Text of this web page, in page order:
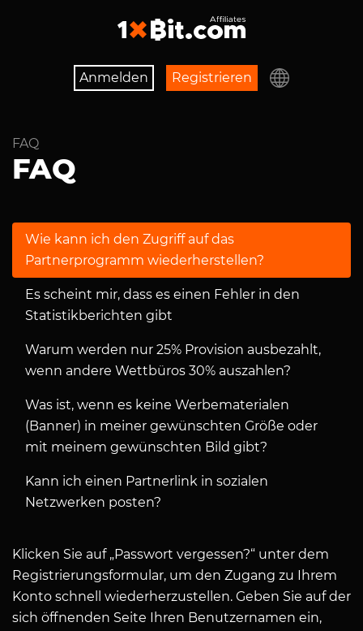
Anmelden Registrieren
FAQ
FAQ
Wie kann ich den Zugriff auf das
Partnerprogramm wiederherstellen?
Es scheint mir, dass es einen Fehler in den
Statistikberichten gibt
Warum werden nur 25% Provision ausbezahlt,
wenn andere Wettbüros 30% auszahlen?
Was ist, wenn es keine Werbematerialen
(Banner) in meiner gewünschten Größe oder
mit meinem gewünschten Bild gibt?
Kann ich einen Partnerlink in sozialen
Netzwerken posten?
Klicken Sie auf „Passwort vergessen?“ unter dem
Registrierungsformular, um den Zugang zu Ihrem
Konto schnell wiederherzustellen. Geben Sie auf der
sich öffnenden Seite Ihren Benutzernamen ein,